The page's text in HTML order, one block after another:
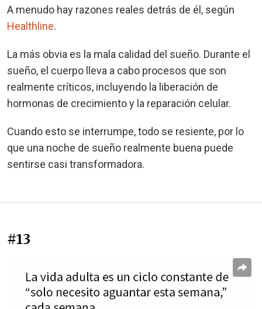
A menudo hay razones reales detrás de él, según
Healthline.
La más obvia es la mala calidad del sueño. Durante el
sueño, el cuerpo lleva a cabo procesos que son
realmente críticos, incluyendo la liberación de
hormonas de crecimiento y la reparación celular.
Cuando esto se interrumpe, todo se resiente, por lo
que una noche de sueño realmente buena puede
sentirse casi transformadora.
#13